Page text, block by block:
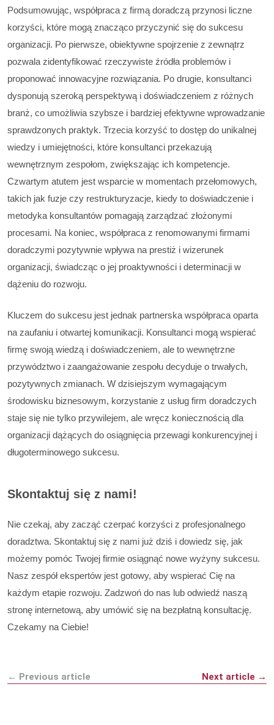
Podsumowując, współpraca z firmą doradczą przynosi liczne
korzyści, które mogą znacząco przyczynić się do sukcesu
organizacji. Po pierwsze, obiektywne spojrzenie z zewnątrz
pozwala zidentyfikować rzeczywiste źródła problemów i
proponować innowacyjne rozwiązania. Po drugie, konsultanci
dysponują szeroką perspektywą i doświadczeniem z różnych
branż, co umożliwia szybsze i bardziej efektywne wprowadzanie
sprawdzonych praktyk. Trzecia korzyść to dostęp do unikalnej
wiedzy i umiejętności, które konsultanci przekazują
wewnętrznym zespołom, zwiększając ich kompetencje.
Czwartym atutem jest wsparcie w momentach przełomowych,
takich jak fuzje czy restrukturyzacje, kiedy to doświadczenie i
metodyka konsultantów pomagają zarządzać złożonymi
procesami. Na koniec, współpraca z renomowanymi firmami
doradczymi pozytywnie wpływa na prestiż i wizerunek
organizacji, świadcząc o jej proaktywności i determinacji w
dążeniu do rozwoju.
Kluczem do sukcesu jest jednak partnerska współpraca oparta
na zaufaniu i otwartej komunikacji. Konsultanci mogą wspierać
firmę swoją wiedzą i doświadczeniem, ale to wewnętrzne
przywództwo i zaangażowanie zespołu decyduje o trwałych,
pozytywnych zmianach. W dzisiejszym wymagającym
środowisku biznesowym, korzystanie z usług firm doradczych
staje się nie tylko przywilejem, ale wręcz koniecznością dla
organizacji dążących do osiągnięcia przewagi konkurencyjnej i
długoterminowego sukcesu.
Skontaktuj się z nami!
Nie czekaj, aby zacząć czerpać korzyści z profesjonalnego
doradztwa. Skontaktuj się z nami już dziś i dowiedz się, jak
możemy pomóc Twojej firmie osiągnąć nowe wyżyny sukcesu.
Nasz zespół ekspertów jest gotowy, aby wspierać Cię na
każdym etapie rozwoju. Zadzwoń do nas lub odwiedź naszą
stronę internetową, aby umówić się na bezpłatną konsultację.
Czekamy na Ciebie!
← Previous article Next article →